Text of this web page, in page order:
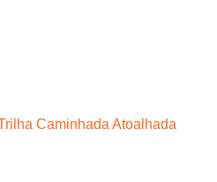
Caminhada Atoalhada